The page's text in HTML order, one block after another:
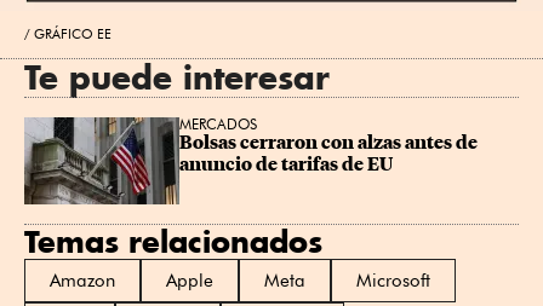
GRÁFICO EE
Te puede interesar
MERCADOS
Bolsas cerraron con alzas antes de
anuncio de tarifas de EU
Temas relacionados
Amazon Apple Meta
Microsoft